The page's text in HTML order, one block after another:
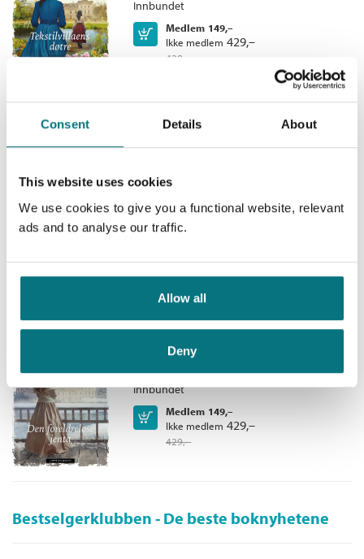
Consent Details About
This website uses cookies
We use cookies to give you a functional website, relevant
ads and to analyse our traffic.
Allow all
Deny
Serie:
Tekstilvillaen
Serienummer:
tar hun det tungt. Vil Marie lykkes i å vinne tilbake sin elskede
ektemann?
Innbundet
Medlem 149,–
Ikke medlem 429,–
429,–
Kjøp
Tekstilvillaen /
Pris
Kjøp
Den foreldreløse jenta
Innbundet
Medlem 149,–
Ikke medlem 429,–
429,–
Kjøp
Bestselgerklubben - De beste boknyhetene